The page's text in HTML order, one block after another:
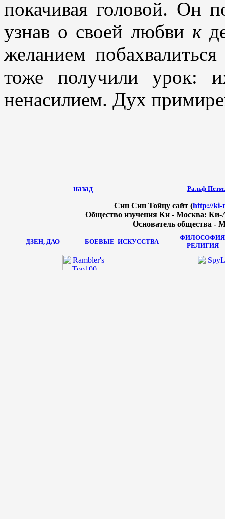
покачивая головой. Он
узнав о своей любви к
желанием
тоже получили урок:
ненасилием. Дух
назад Ральф
Син Син Тойцу сайт (http://ki-
Общество изучения Ки - Москва: Ки-
Основатель общества -
ДЗЕН, ДАО БОЕВЫЕ ИСКУССТВА
РЕЛИГИЯ